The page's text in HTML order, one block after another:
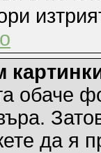
обаче
да я